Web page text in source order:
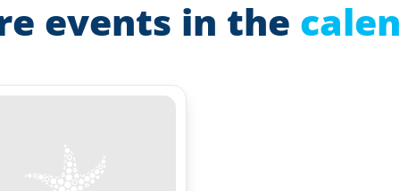
events in the